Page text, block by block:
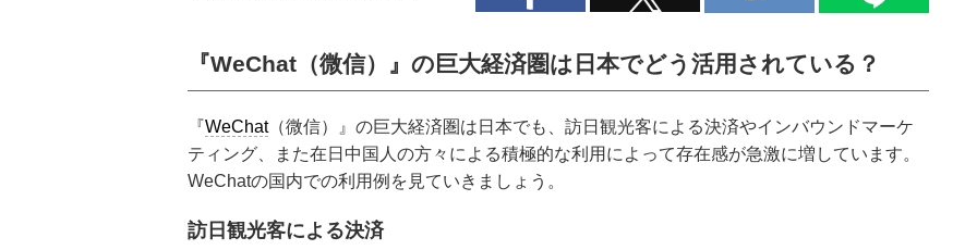
『WeChat（微信）』の巨大経済圏は日本でどう活用されている？
『WeChat（微信）』の巨大経済圏は日本でも、訪日観光客による決済やインバウンドマーケ
ティング、また在日中国人の方々による積極的な利用によって存在感が急激に増しています。
WeChatの国内での利用例を見ていきましょう。
訪日観光客による決済